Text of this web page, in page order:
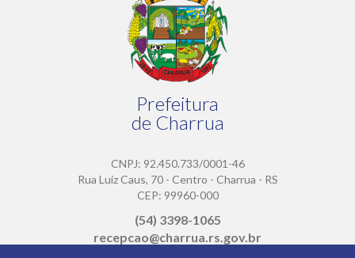
Prefeitura
de Charrua
CNPJ: 92.450.733/0001-46
Rua Luiz Caus, 70 - Centro - Charrua - RS
CEP: 99960-000
(54) 3398-1065
recepcao@charrua.rs.gov.br